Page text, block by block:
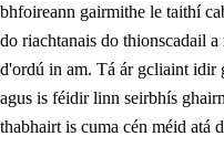
bhfoireann gairmithe le taithí
do riachtanais do thionscadail
d'ordú in am. Tá ár gcliaint idir
agus is féidir linn seirbhís
thabhairt is cuma cén méid atá